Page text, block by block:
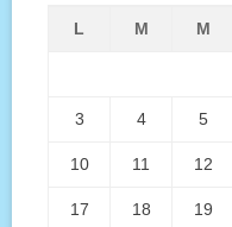
L M M
3 4 5
10 11 12
17 18 19